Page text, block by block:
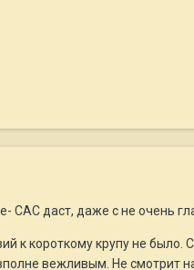
САС даст, даже с не очень
к короткому крупу не
вежливым. Не смотрит